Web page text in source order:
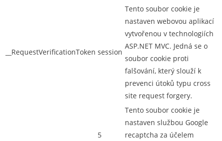
__RequestVerificationToken session
Tento soubor cookie je
nastaven webovou aplikací
vytvořenou v technologiích
ASP.NET MVC. Jedná se o
soubor cookie proti
falšování, který slouží k
prevenci útoků typu cross
site request forgery.
5
Tento soubor cookie je
nastaven službou Google
recaptcha za účelem